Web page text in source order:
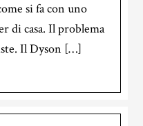
si fa con uno
di casa. Il problema
Il Dyson […]